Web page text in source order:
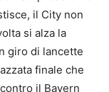
il City non
si alza la
giro di lancette
finale che
il Bayern